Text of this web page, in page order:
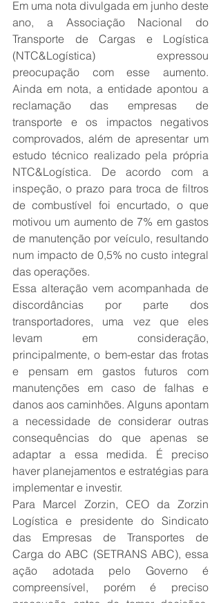
Em uma nota divulgada em junho deste
ano, a Associação Nacional do
Transporte de Cargas e Logística
(NTC&Logística) expressou
preocupação com esse aumento.
Ainda em nota, a entidade apontou a
reclamação das empresas de
transporte e os impactos negativos
comprovados, além de apresentar um
estudo técnico realizado pela própria
NTC&Logística. De acordo com a
inspeção, o prazo para troca de filtros
de combustível foi encurtado, o que
motivou um aumento de 7% em gastos
de manutenção por veículo, resultando
num impacto de 0,5% no custo integral
das operações.
Essa alteração vem acompanhada de
discordâncias por parte dos
transportadores, uma vez que eles
levam em consideração,
principalmente, o bem-estar das frotas
e pensam em gastos futuros com
manutenções em caso de falhas e
danos aos caminhões. Alguns apontam
a necessidade de considerar outras
consequências do que apenas se
adaptar a essa medida. É preciso
haver planejamentos e estratégias para
implementar e investir.
Para Marcel Zorzin, CEO da Zorzin
Logística e presidente do Sindicato
das Empresas de Transportes de
Carga do ABC (SETRANS ABC), essa
ação adotada pelo Governo é
compreensível, porém é preciso